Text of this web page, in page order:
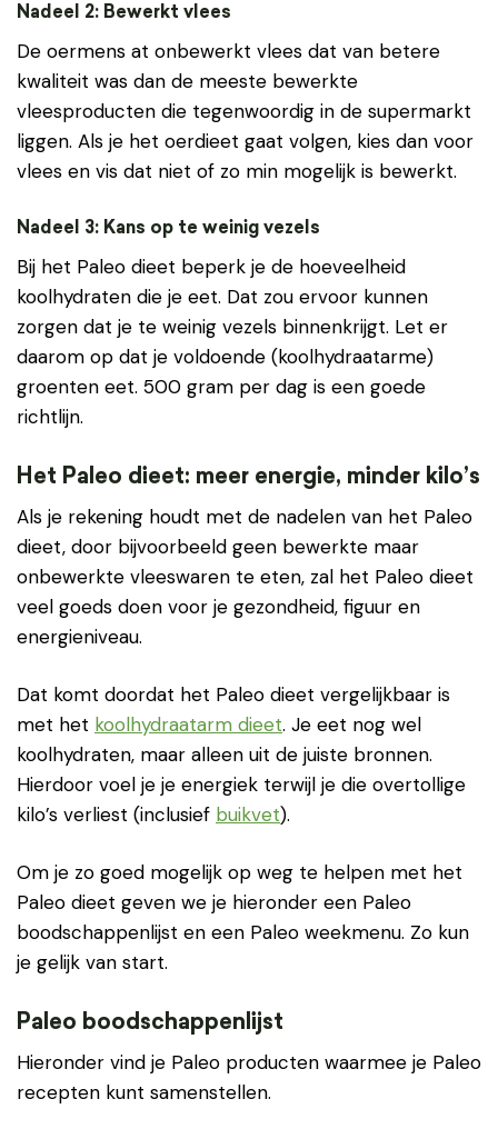
Nadeel 2: Bewerkt vlees
De oermens at onbewerkt vlees dat van betere
kwaliteit was dan de meeste bewerkte
vleesproducten die tegenwoordig in de supermarkt
liggen. Als je het oerdieet gaat volgen, kies dan voor
vlees en vis dat niet of zo min mogelijk is bewerkt.
Nadeel 3: Kans op te weinig vezels
Bij het Paleo dieet beperk je de hoeveelheid
koolhydraten die je eet. Dat zou ervoor kunnen
zorgen dat je te weinig vezels binnenkrijgt. Let er
daarom op dat je voldoende (koolhydraatarme)
groenten eet. 500 gram per dag is een goede
richtlijn.
Het Paleo dieet: meer energie, minder kilo’s
Als je rekening houdt met de nadelen van het Paleo
dieet, door bijvoorbeeld geen bewerkte maar
onbewerkte vleeswaren te eten, zal het Paleo dieet
veel goeds doen voor je gezondheid, figuur en
energieniveau.
Dat komt doordat het Paleo dieet vergelijkbaar is
met het koolhydraatarm dieet. Je eet nog wel
koolhydraten, maar alleen uit de juiste bronnen.
Hierdoor voel je je energiek terwijl je die overtollige
kilo’s verliest (inclusief buikvet).
Om je zo goed mogelijk op weg te helpen met het
Paleo dieet geven we je hieronder een Paleo
boodschappenlijst en een Paleo weekmenu. Zo kun
je gelijk van start.
Paleo boodschappenlijst
Hieronder vind je Paleo producten waarmee je Paleo
recepten kunt samenstellen.